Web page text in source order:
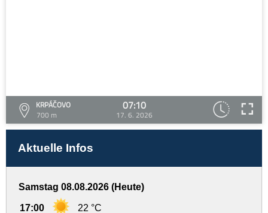
KRPÁČOVO
700 m
07:10
17. 6. 2026
Aktuelle Infos
Samstag 08.08.2026 (Heute)
17:00 22 °C